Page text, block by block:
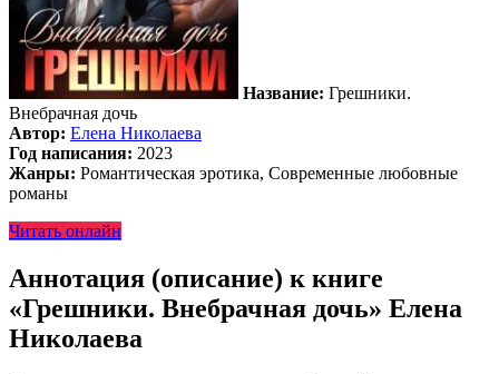
Название: Грешники.
Внебрачная дочь
Автор: Елена Николаева
Год написания: 2023
Жанры: Романтическая эротика, Современные любовные
романы
Читать онлайн
Аннотация (описание) к книге
«Грешники. Внебрачная дочь» Елена
Николаева